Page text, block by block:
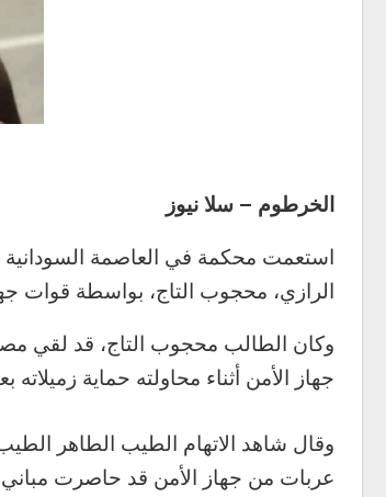
الخرطوم – سلا نيوز
استعمت محكمة في العاصمة السودانية
الرازي، محجوب التاج، بواسطة قوات
جهاز الأمن أثناء محاولته حماية
عربات من جهاز الأمن قد حاصرت مباني